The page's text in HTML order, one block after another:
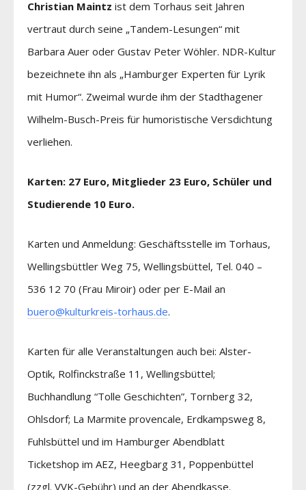
Christian Maintz ist dem Torhaus seit Jahren
vertraut durch seine „Tandem-Lesungen“ mit
Barbara Auer oder Gustav Peter Wöhler. NDR-Kultur
bezeichnete ihn als „Hamburger Experten für Lyrik
mit Humor“. Zweimal wurde ihm der Stadthagener
Wilhelm-Busch-Preis für humoristische Versdichtung
verliehen.
Karten: 27 Euro, Mitglieder 23 Euro, Schüler und
Studierende 10 Euro.
Karten und Anmeldung: Geschäftsstelle im Torhaus,
Wellingsbüttler Weg 75, Wellingsbüttel, Tel. 040 –
536 12 70 (Frau Miroir) oder per E-Mail an
buero@kulturkreis-torhaus.de.
Karten für alle Veranstaltungen auch bei: Alster-
Optik, Rolfinckstraße 11, Wellingsbüttel;
Buchhandlung “Tolle Geschichten”, Tornberg 32,
Ohlsdorf; La Marmite provencale, Erdkampsweg 8,
Fuhlsbüttel und im Hamburger Abendblatt
Ticketshop im AEZ, Heegbarg 31, Poppenbüttel
(zzgl. VVK-Gebühr) und an der Abendkasse.